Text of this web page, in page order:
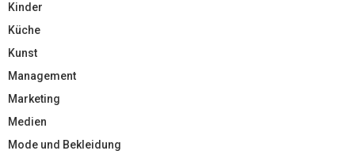
Kinder
Küche
Kunst
Management
Marketing
Medien
Mode und Bekleidung